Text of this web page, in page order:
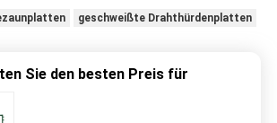
geschweißte Drahthürdenplatten
Sie den besten Preis für